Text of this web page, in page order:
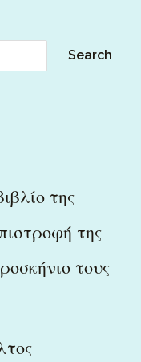
Search
της
της
τους